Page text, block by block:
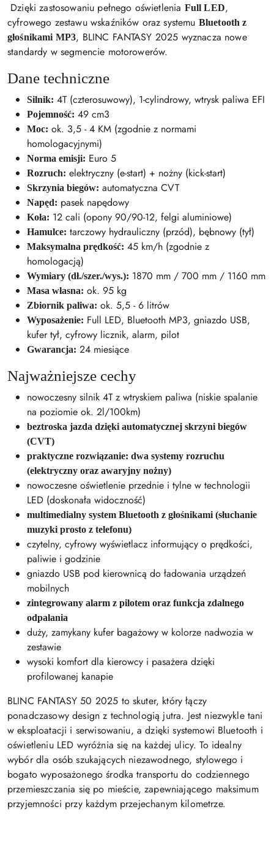
Dzięki zastosowaniu pełnego oświetlenia Full LED,
cyfrowego zestawu wskaźników oraz systemu Bluetooth z
głośnikami MP3, BLINC FANTASY 2025 wyznacza nowe
standardy w segmencie motorowerów.
Dane techniczne
Silnik: 4T (czterosuwowy), 1-cylindrowy, wtrysk paliwa EFI
Pojemność: 49 cm3
Moc: ok. 3,5 - 4 KM (zgodnie z normami
homologacyjnymi)
Norma emisji: Euro 5
Rozruch: elektryczny (e-start) + nożny (kick-start)
Skrzynia biegów: automatyczna CVT
Napęd: pasek napędowy
Koła: 12 cali (opony 90/90-12, felgi aluminiowe)
Hamulce: tarczowy hydrauliczny (przód), bębnowy (tył)
Maksymalna prędkość: 45 km/h (zgodnie z
homologacją)
Wymiary (dł./szer./wys.): 1870 mm / 700 mm / 1160 mm
Masa własna: ok. 95 kg
Zbiornik paliwa: ok. 5,5 - 6 litrów
Wyposażenie: Full LED, Bluetooth MP3, gniazdo USB,
kufer tył, cyfrowy licznik, alarm, pilot
Gwarancja: 24 miesiące
Najważniejsze cechy
nowoczesny silnik 4T z wtryskiem paliwa (niskie spalanie
na poziomie ok. 2l/100km)
beztroska jazda dzięki automatycznej skrzyni biegów
(CVT)
praktyczne rozwiązanie: dwa systemy rozruchu
(elektryczny oraz awaryjny nożny)
nowoczesne oświetlenie przednie i tylne w technologii
LED (doskonała widoczność)
multimedialny system Bluetooth z głośnikami (słuchanie
muzyki prosto z telefonu)
czytelny, cyfrowy wyświetlacz informujący o prędkości,
paliwie i godzinie
gniazdo USB pod kierownicą do ładowania urządzeń
mobilnych
zintegrowany alarm z pilotem oraz funkcja zdalnego
odpalania
duży, zamykany kufer bagażowy w kolorze nadwozia w
zestawie
wysoki komfort dla kierowcy i pasażera dzięki
profilowanej kanapie
BLINC FANTASY 50 2025 to skuter, który łączy
ponadczasowy design z technologią jutra. Jest niezwykle tani
w eksploatacji i serwisowaniu, a dzięki systemowi Bluetooth i
oświetleniu LED wyróżnia się na każdej ulicy. To idealny
wybór dla osób szukających niezawodnego, stylowego i
bogato wyposażonego środka transportu do codziennego
przemieszczania się po mieście, zapewniającego maksimum
przyjemności przy każdym przejechanym kilometrze.